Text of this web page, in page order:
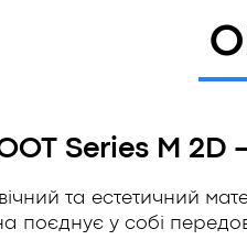
Series M 2D
та естетичний
поєднує у собі